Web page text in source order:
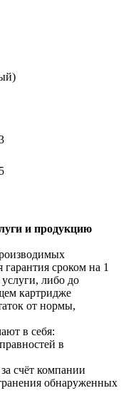
и продукцию
сроком на 1
либо до
картридже
от нормы,
в себя:
в
счёт компании
обнаруженных